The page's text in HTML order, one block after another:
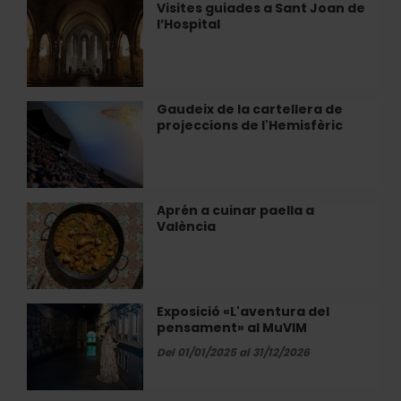
a
L’ETNO
Visites guiades a Sant Joan de
l’Hospital
Visites
guiades
a
Joan
de
l’Hospital
Gaudeix de la cartellera de
projeccions de l'Hemisfèric
Gaudeix
de
la
cartellera
de
projeccions
de
l'Hemisfèric
Aprén a cuinar paella a
València
Aprén
a
cuinar
paella
a
València
Exposició «L'aventura del
pensament» al MuVIM
Del 01/01/2025 al 31/12/2026
Exposició
«L'aventura
al